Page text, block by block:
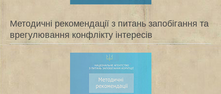
Методичні рекомендації з питань запобігання та
врегулювання конфлікту інтересів